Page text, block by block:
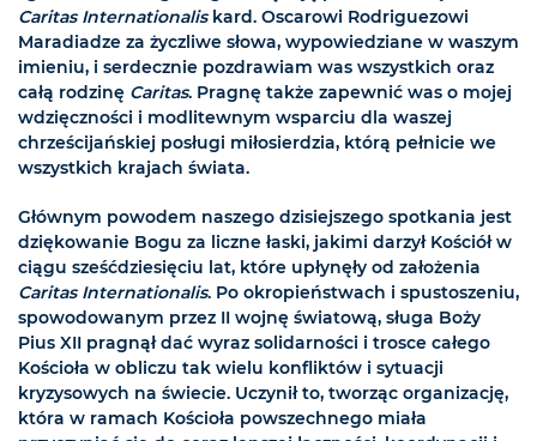
Caritas Internationaliskard. Oscarowi Rodriguezowi
Maradiadze za życzliwe słowa, wypowiedziane w waszym
imieniu, i serdecznie pozdrawiam was wszystkich oraz
całą rodzinę Caritas. Pragnę także zapewnić was o mojej
wdzięczności i modlitewnym wsparciu dla waszej
chrześcijańskiej posługi miłosierdzia, którą pełnicie we
wszystkich krajach świata.
Głównym powodem naszego dzisiejszego spotkania jest
dziękowanie Bogu za liczne łaski, jakimi darzył Kościół w
ciągu sześćdziesięciu lat, które upłynęły od założenia
Caritas Internationalis. Po okropieństwach i spustoszeniu,
spowodowanym przez II wojnę światową, sługa Boży
Pius XII pragnął dać wyraz solidarności i trosce całego
Kościoła w obliczu tak wielu konfliktów i sytuacji
kryzysowych na świecie. Uczynił to, tworząc organizację,
która w ramach Kościoła powszechnego miała